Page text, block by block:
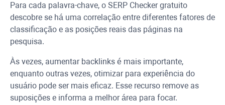
Para cada palavra-chave, o SERP Checker gratuito
descobre se há uma correlação entre diferentes fatores de
classificação e as posições reais das páginas na
pesquisa.
Às vezes, aumentar backlinks é mais importante,
enquanto outras vezes, otimizar para experiência do
usuário pode ser mais eficaz. Esse recurso remove as
suposições e informa a melhor área para focar.